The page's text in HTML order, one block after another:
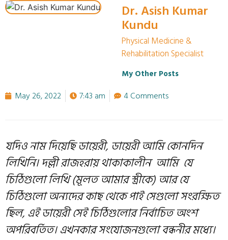
Dr. Asish Kumar
Kundu
Physical Medicine &
Rehabilitation Specialist
My Other Posts
May 26, 2022 7:43 am 4 Comments
যদিও নাম দিয়েছি ডায়েরী, ডায়েরী আমি কোনদিন
লিখিনি।দল্লী রাজহরায় থাকাকালীন আমি যে
চিঠিগুলো লিখি(মূলত আমার স্ত্রীকে) আর যে
চিঠিগুলো অন্যদের কাছ থেকে পাই সেগুলো সংরক্ষিত
ছিল, এই ডায়েরী সেই চিঠিগুলোর নির্বাচিত অংশ
অপরিবর্তিত। এখনকার সংযোজনগুলো বন্ধনীর মধ্যে।